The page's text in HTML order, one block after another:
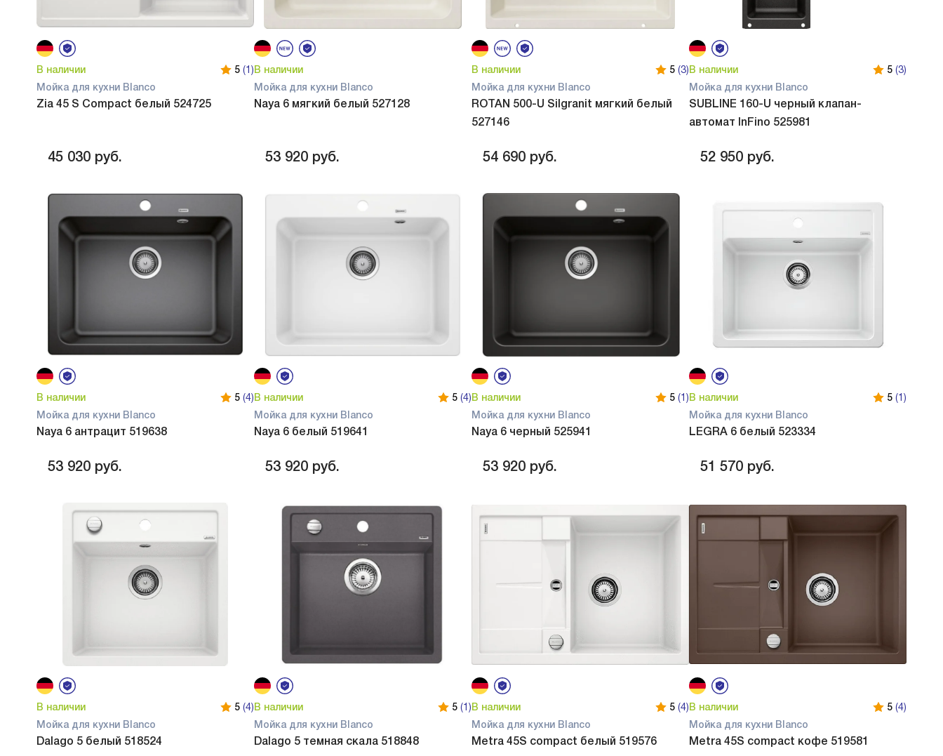
В наличии 5 (1)
Мойка для кухни Blanco
Zia 45 S Compact белый 524725
45 030 руб.
В наличии
Мойка для кухни Blanco
Naya 6 мягкий белый 527128
53 920 руб.
В наличии 5 (3)
Мойка для кухни Blanco
ROTAN 500-U Silgranit мягкий белый
527146
54 690 руб.
В наличии 5 (3)
Мойка для кухни Blanco
SUBLINE 160-U черный клапан-
автомат InFino 525981
52 950 руб.
В наличии 5 (4)
Мойка для кухни Blanco
Naya 6 антрацит 519638
53 920 руб.
В наличии 5 (4)
Мойка для кухни Blanco
Naya 6 белый 519641
53 920 руб.
В наличии 5 (1)
Мойка для кухни Blanco
Naya 6 черный 525941
53 920 руб.
В наличии 5 (1)
Мойка для кухни Blanco
LEGRA 6 белый 523334
51 570 руб.
В наличии 5 (4)
Мойка для кухни Blanco
Dalago 5 белый 518524
В наличии 5 (1)
Мойка для кухни Blanco
Dalago 5 темная скала 518848
В наличии 5 (4)
Мойка для кухни Blanco
Metra 45S compact белый 519576
В наличии 5 (4)
Мойка для кухни Blanco
Metra 45S compact кофе 519581